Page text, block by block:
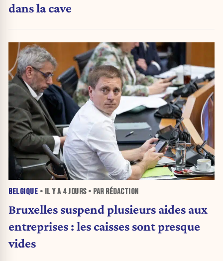
dans la cave
BELGIQUE • IL Y A 4 JOURS• PAR RÉDACTION
Bruxelles suspend plusieurs aides aux
entreprises : les caisses sont presque
vides